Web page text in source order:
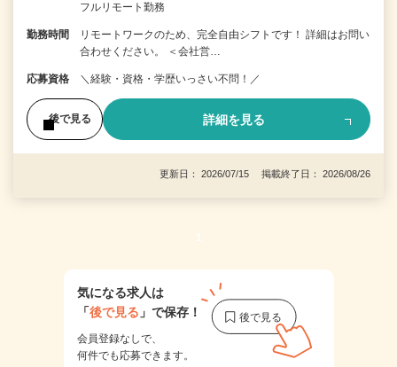
フルリモート勤務
勤務時間
リモートワークのため、完全自由シフトです！ 詳細はお問い
合わせください。 ＜会社営…
応募資格 ＼経験・資格・学歴いっさい不問！／
後で見る 詳細を見る
更新日： 2026/07/15 掲載終了日： 2026/08/26
1
気になる求人は
「後で見る 」で保存！
会員登録なしで、
何件でも応募できます。